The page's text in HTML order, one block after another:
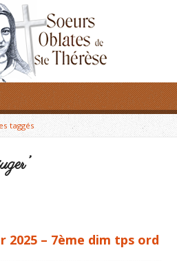
taggés
2025 – 7ème dim tps ord